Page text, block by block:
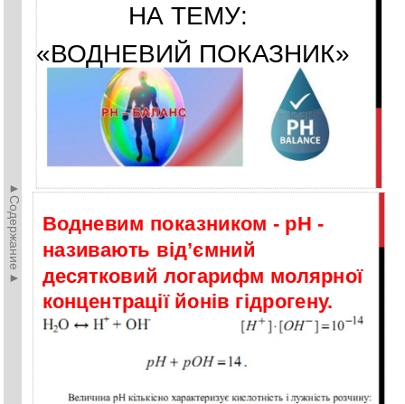
►Содержание►
НА ТЕМУ:
«ВОДНЕВИЙ ПОКАЗНИК»
Водневим показником - рН -
називають від’ємний
десятковий логарифм молярної
концентрації йонів гідрогену.